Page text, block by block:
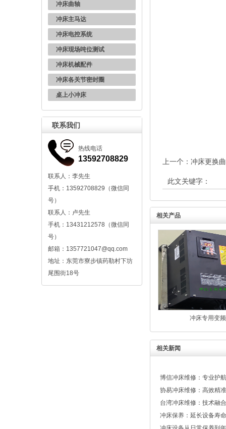
冲床曲轴
冲床主马达
冲床电控系统
冲床现场吨位测试
冲床机械配件
冲床各关节密封圈
桌上小冲床
联系我们
热线电话
13592708829
联系人：李先生
手机：13592708829（微信同
号）
联系人：卢先生
手机：13431212578（微信同
号）
邮箱：1357721047@qq.com
地址：东莞市寮步镇药勒村下坊
尾围街18号
上一个： 冲床更换
此文关键字：
相关产品
冲床专用变
相关新闻
博信冲床维修：专业护
协易冲床维修：高效精
台湾冲床维修：技术融
冲床保养：延长设备寿